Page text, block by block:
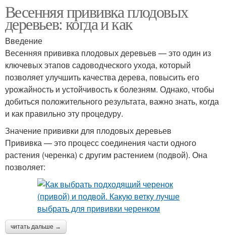
Весенняя прививка плодовых
деревьев: когда и как
Введение
Весенняя прививка плодовых деревьев — это один из
ключевых этапов садоводческого ухода, который
позволяет улучшить качества дерева, повысить его
урожайность и устойчивость к болезням. Однако, чтобы
добиться положительного результата, важно знать, когда
и как правильно эту процедуру.
Значение прививки для плодовых деревьев
Прививка — это процесс соединения части одного
растения (черенка) с другим растением (подвой). Она
позволяет:
читать дальше →